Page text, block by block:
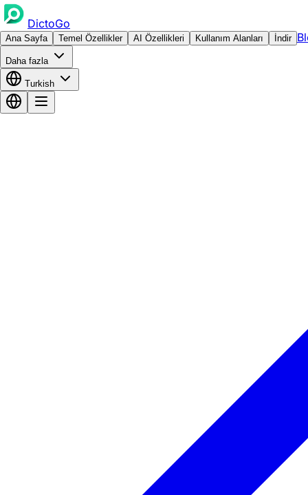
DictoGo
Ana Sayfa Temel Özellikler AI Özellikleri Kullanım Alanları İndir
Daha fazla
Turkish